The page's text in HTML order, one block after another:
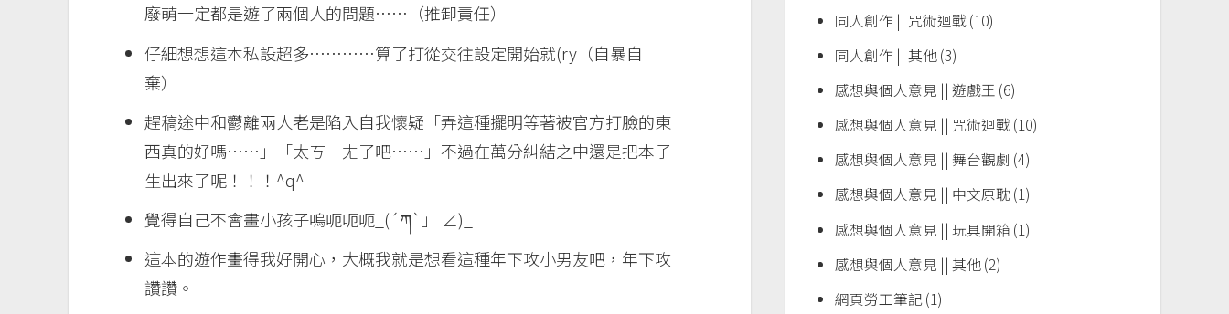
廢萌一定都是遊了兩個人的問題……（推卸責任）
仔細想想這本私設超多…………算了打從交往設定開始就(ry（自暴自
棄）
趕稿途中和鬱離兩人老是陷入自我懷疑「弄這種擺明等著被官方打臉的東
西真的好嗎……」「太ㄎㄧㄤ了吧……」不過在萬分糾結之中還是把本子
生出來了呢！！！^q^
覺得自己不會畫小孩子嗚呃呃呃_(´ཀ`」 ∠)_
這本的遊作畫得我好開心，大概我就是想看這種年下攻小男友吧，年下攻
讚讚。
同人創作 || 咒術迴戰(10)
同人創作 || 其他(3)
感想與個人意見 || 遊戲王 (6)
感想與個人意見 || 咒術迴戰(10)
感想與個人意見 || 舞台觀劇 (4)
感想與個人意見 || 中文原耽 (1)
感想與個人意見 || 玩具開箱 (1)
感想與個人意見 || 其他(2)
網頁勞工筆記(1)